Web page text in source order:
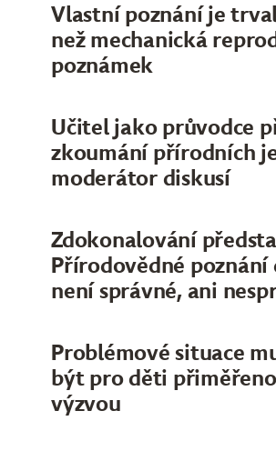
Vlastní poznání je
než mechanická
poznámek
Učitel jako průvodce
zkoumání přírodních
moderátor diskusí
Zdokonalování
Přírodovědné poznání
není správné, ani
Problémové situace
být pro děti
výzvou